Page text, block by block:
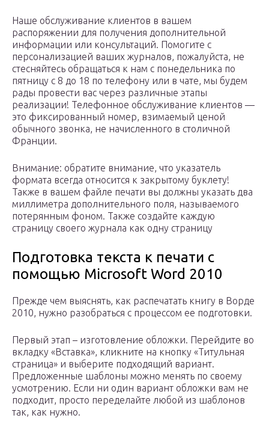
Наше обслуживание клиентов в вашем
распоряжении для получения дополнительной
информации или консультаций. Помогите с
персонализацией ваших журналов, пожалуйста, не
стесняйтесь обращаться к нам с понедельника по
пятницу с 8 до 18 по телефону или в чате, мы будем
рады провести вас через различные этапы
реализации! Телефонное обслуживание клиентов —
это фиксированный номер, взимаемый ценой
обычного звонка, не начисленного в столичной
Франции.
Внимание: обратите внимание, что указатель
формата всегда относится к закрытому буклету!
Также в вашем файле печати вы должны указать два
миллиметра дополнительного поля, называемого
потерянным фоном. Также создайте каждую
страницу своего журнала как одну страницу
Подготовка текста к печати с
помощью Microsoft Word 2010
Прежде чем выяснять, как распечатать книгу в Ворде
2010, нужно разобраться с процессом ее подготовки.
Первый этап – изготовление обложки. Перейдите во
вкладку «Вставка», кликните на кнопку «Титульная
страница» и выберите подходящий вариант.
Предложенные шаблоны можно менять по своему
усмотрению. Если ни один вариант обложки вам не
подходит, просто переделайте любой из шаблонов
так, как нужно.